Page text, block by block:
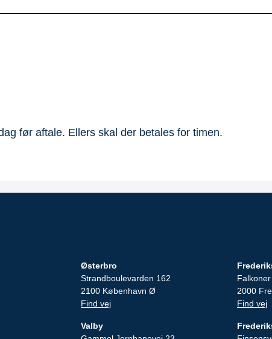
før aftale. Ellers skal der betales for timen.
Østerbro
Strandboulevarden 162
2100 København Ø
Find vej
2000
Find vej
Valby